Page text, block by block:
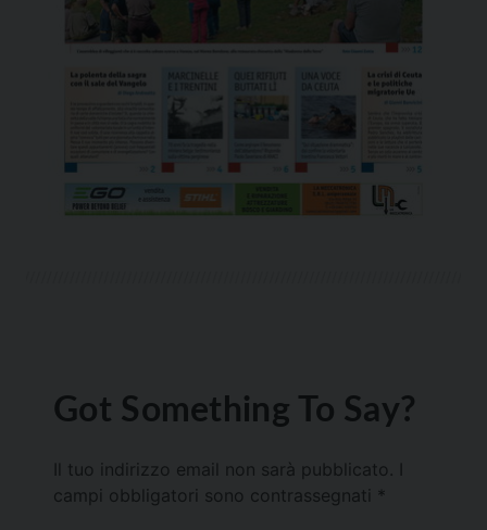
Got Something To Say?
Il tuo indirizzo email non sarà pubblicato.
campi obbligatori sono contrassegnati *